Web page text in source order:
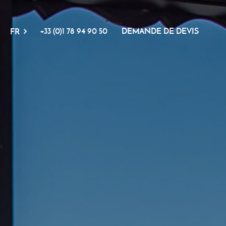
FR +33 (0)1 78 94 90 50 DEMANDE DE DEVIS